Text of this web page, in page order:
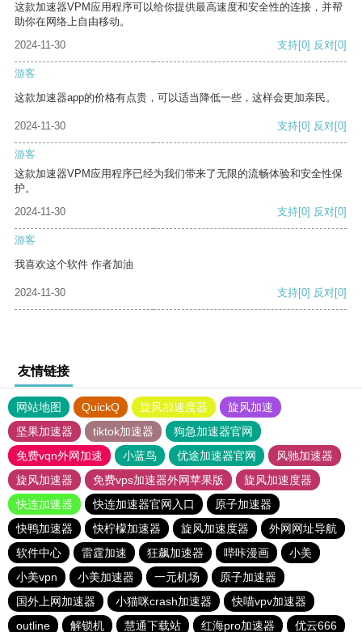
这款加速器VPM应用程序可以给你提供最高速度和安全性的连接，并帮
助你在网络上自由移动。
2024-11-30
支持[0] 反对[0]
游客
这款加速器app的价格有点贵，可以适当降低一些，这样会更加亲民。
2024-11-30 支持[0] 反对[0]
游客
这款加速器VPM应用程序已经为我们带来了无限的流畅体验和安全性保
护。
2024-11-30
支持[0] 反对[0]
游客
我喜欢这个软件 作者加油
2024-11-30 支持[0] 反对[0]
友情链接
网站地图 QuickQ 旋风加速度器
旋风加速
坚果加速器
tiktok加速器
狗急加速器官网
免费vqn外网加速
小蓝鸟 优途加速器官网
风驰加速器
旋风加速器
免费vps加速器外网苹果版
旋风加速度器
快连加速器
快连加速器官网入口
原子加速器
快鸭加速器
快柠檬加速器 旋风加速度器
外网网址导航
软件中心
雷霆加速 狂飙加速器 哔咔漫画
小美
小美vpn
小美加速器 一元机场
原子加速器
国外上网加速器
小猫咪crash加速器
快喵vpv加速器
outline
解锁机 慧通下载站 红海pro加速器 优云666